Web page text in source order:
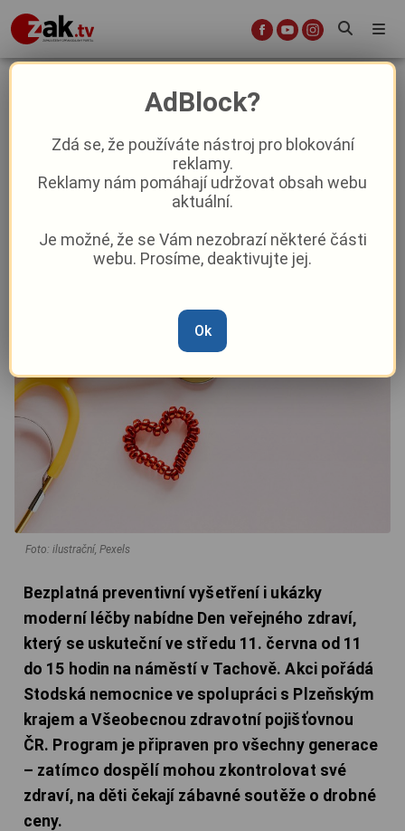
Bez objednání a zdarma. V Tachově
chystají Den veřejného zdraví s
lékaři i záchranáři
Aktuality Lifestyle
Anna Raková –6. 6.|14:52
Foto: ilustrační, Pexels
Bezplatná preventivní vyšetření i ukázky
moderní léčby nabídne Den veřejného zdraví,
který se uskuteční ve středu 11. června od 11
do 15 hodin na náměstí v Tachově. Akci pořádá
Stodská nemocnice ve spolupráci s Plzeňským
krajem a Všeobecnou zdravotní pojišťovnou
ČR. Program je připraven pro všechny generace
– zatímco dospělí mohou zkontrolovat své
zdraví, na děti čekají zábavné soutěže o drobné
ceny.
AdBlock?
Zdá se, že používáte nástroj pro blokování
reklamy.
Reklamy nám pomáhají udržovat obsah webu
aktuální.
Je možné, že se Vám nezobrazí některé části
webu. Prosíme, deaktivujte jej.
Ok